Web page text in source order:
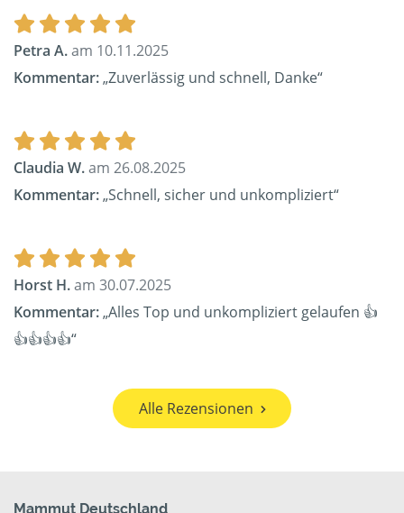
Petra A.am 10.11.2025
Kommentar:„Zuverlässig und schnell, Danke“
Claudia W.am 26.08.2025
Kommentar:„Schnell, sicher und unkompliziert“
Horst H.am 30.07.2025
Kommentar:„Alles Top und unkompliziert gelaufen 👍
👍👍👍👍“
Alle Rezensionen
Mammut Deutschland